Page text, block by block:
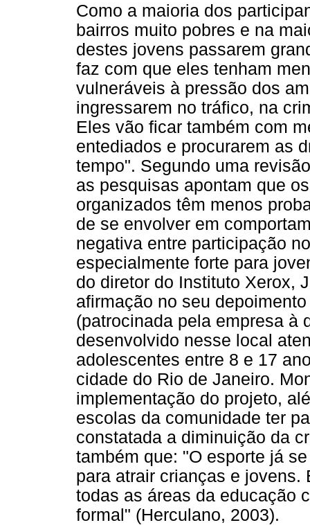
Como a maioria dos
bairros muito pobres e na
destes jovens passarem
faz com que eles tenham
vulneráveis à pressão dos
ingressarem no tráfico, na
Eles vão ficar também com
entediados e procurarem as
tempo". Segundo uma
as pesquisas apontam que
organizados têm menos
de se envolver em
negativa entre participação
especialmente forte para
do diretor do Instituto Xerox,
afirmação no seu
(patrocinada pela empresa à
desenvolvido nesse local
adolescentes entre 8 e 17
cidade do Rio de Janeiro.
implementação do projeto,
escolas da comunidade ter
constatada a diminuição da
também que: "O esporte já
para atrair crianças e
todas as áreas da educação
formal" (Herculano, 2003).